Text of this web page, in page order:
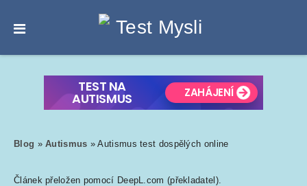
Blog »Autismus »Autismus test dospělých online
Článek přeložen pomocí DeepL.com (překladatel).